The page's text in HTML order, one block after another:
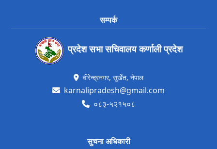
सम्पर्क
प्रदेश सभा सचिवालय कर्णाली प्रदेश
वीरेन्द्रनगर, सुर्खेत, नेपाल
karnalipradesh@gmail.com
०८३-५२१५०८
सुचना अधिकारी